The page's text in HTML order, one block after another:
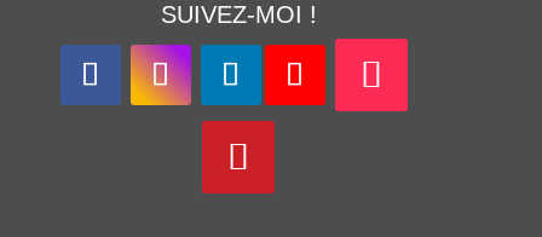
SUIVEZ-MOI !